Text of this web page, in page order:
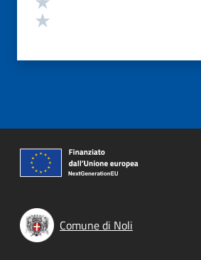
Comune di Noli